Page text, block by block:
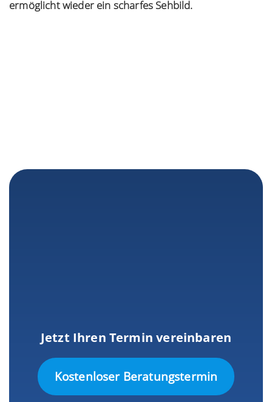
ermöglicht wieder ein scharfes Sehbild.
Jetzt Ihren Termin vereinbaren
Kostenloser Beratungstermin